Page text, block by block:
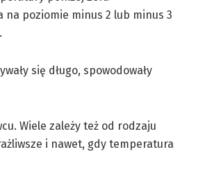
na poziomie minus 2 lub minus 3
się długo, spowodowały
Wiele zależy też od rodzaju
i nawet, gdy temperatura